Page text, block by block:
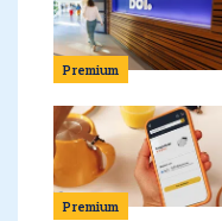
Premium
Premium